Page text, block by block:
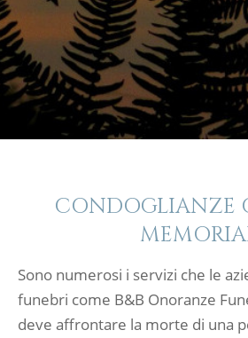
CONDOGLIANZE
Sono numerosi i servizi che le
funebri come B&B Onoranze
deve affrontare la morte di una